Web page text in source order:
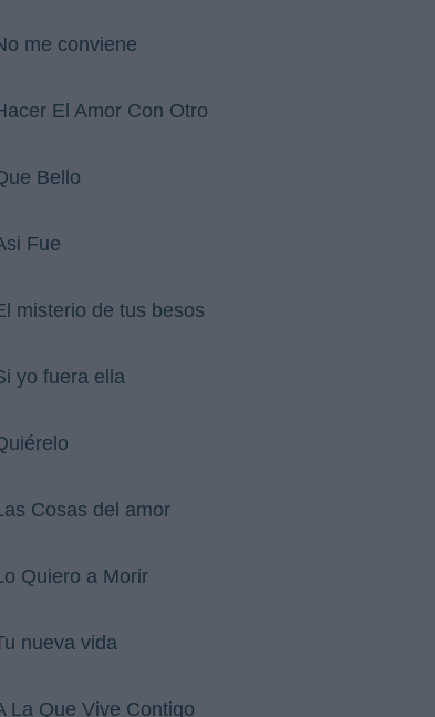
me conviene
El Amor Con Otro
Bello
Fue
misterio de tus besos
yo fuera ella
Cosas del amor
Quiero a Morir
nueva vida
La Que Vive Contigo